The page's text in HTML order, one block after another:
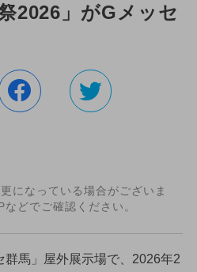
2026」がGメッセ
になっている場合がございま
どでご確認ください。
群馬」屋外展示場で、2026年2